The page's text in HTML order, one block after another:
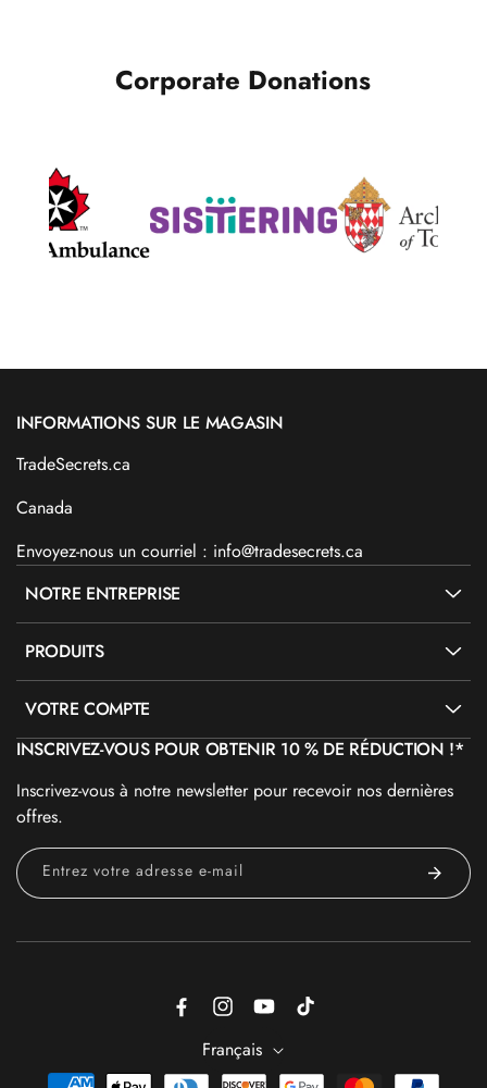
Corporate Donations
INFORMATIONS SUR LE MAGASIN
TradeSecrets.ca
Canada
Envoyez-nous un courriel : info@tradesecrets.ca
NOTRE ENTREPRISE
PRODUITS
VOTRE COMPTE
INSCRIVEZ-VOUS POUR OBTENIR 10 % DE RÉDUCTION !*
Inscrivez-vous à notre newsletter pour recevoir nos dernières
offres.
Entrez votre adresse e-mail
FacebookInstagramYouTubeTikTok
Français